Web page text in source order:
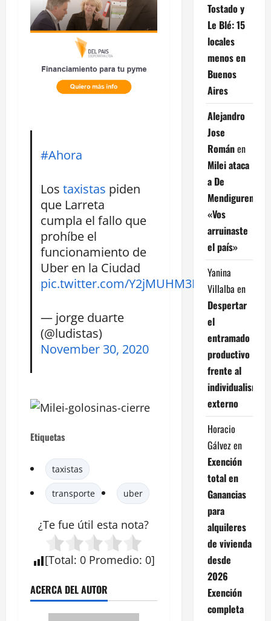
#Ahora
Los taxistas piden
que Larreta
cumpla el fallo que
prohíbe el
funcionamiento de
Uber en la Ciudad
pic.twitter.com/Y2jMUHM3MC
— jorge duarte
(@ludistas)
November 30, 2020
Etiquetas
taxistas
transporte uber
¿Te fue útil esta nota?
[Total: 0 Promedio: 0]
ACERCA DEL AUTOR
Tostado y
Le Blé: 15
locales
menos en
Buenos
Aires
Alejandro
Jose
Románen
Milei ataca
a De
Mendiguren:
«Vos
arruinaste
el país»
Yanina
Villalba en
Despertar
el
entramado
productivo
frente al
individualismo
externo
Horacio
Gálvezen
Exención
total en
Ganancias
para
alquileres
de vivienda
desde
2026
Exención
completa